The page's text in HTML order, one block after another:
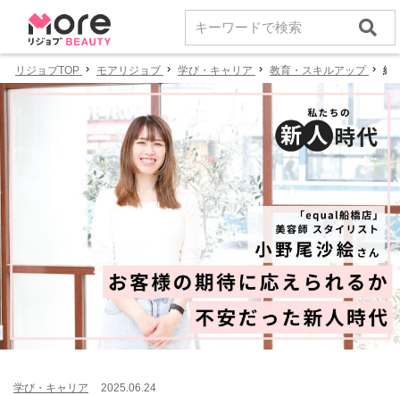
リジョブTOP モアリジョブ 学び・キャリア 教育・スキルアップ 練
学び・キャリア 2025.06.24